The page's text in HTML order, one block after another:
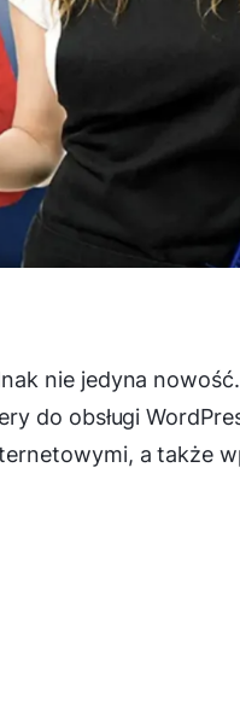
nie jedyna
do obsługi
a także